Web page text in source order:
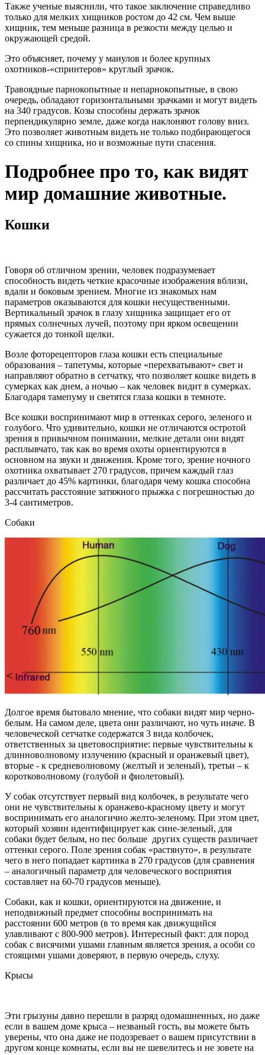
Также ученые выяснили, что такое заключение справедливо
только для мелких хищников ростом до 42 см. Чем выше
хищник, тем меньше разница в резкости между целью и
окружающей средой.
Это объясняет, почему у манулов и более крупных
охотников-«спринтеров» круглый зрачок.
Травоядные парнокопытные и непарнокопытные, в свою
очередь, обладают горизонтальными зрачками и могут видеть
на 340 градусов. Козы способны держать зрачок
перпендикулярно земле, даже когда наклоняют голову вниз.
Это позволяет животным видеть не только подбирающегося
со спины хищника, но и возможные пути спасения.
Подробнее про то, как видят
мир домашние животные.
Кошки
Говоря об отличном зрении, человек подразумевает
способность видеть четкие красочные изображения вблизи,
вдали и боковым зрением. Многие из знакомых нам
параметров оказываются для кошки несущественными.
Вертикальный зрачок в глазу хищника защищает его от
прямых солнечных лучей, поэтому при ярком освещении
сужается до тонкой щелки.
Возле фоторецепторов глаза кошки есть специальные
образования – тапетумы, которые «перехватывают» свет и
направляют обратно в сетчатку, что позволяет кошке видеть в
сумерках как днем, а ночью – как человек видит в сумерках.
Благодаря тамепуму и светятся глаза кошки в темноте.
Все кошки воспринимают мир в оттенках серого, зеленого и
голубого. Что удивительно, кошки не отличаются остротой
зрения в привычном понимании, мелкие детали они видят
расплывчато, так как во время охоты ориентируются в
основном на звуки и движения. Кроме того, зрение ночного
охотника охватывает 270 градусов, причем каждый глаз
различает до 45% картинки, благодаря чему кошка способна
рассчитать расстояние затяжного прыжка с погрешностью до
3-4 сантиметров.
Собаки
Долгое время бытовало мнение, что собаки видят мир черно-
белым. На самом деле, цвета они различают, но чуть иначе. В
человеческой сетчатке содержатся 3 вида колбочек,
ответственных за цветовосприятие: первые чувствительны к
длинноволновому излучению (красный и оранжевый цвет),
вторые - к средневолновому (желтый и зеленый), третьи – к
коротковолновому (голубой и фиолетовый).
У собак отсутствует первый вид колбочек, в результате чего
они не чувствительны к оранжево-красному цвету и могут
воспринимать его аналогично желто-зеленому. При этом цвет,
который хозяин идентифицирует как сине-зеленый, для
собаки будет белым, но пес больше других существ различает
оттенки серого. Поле зрения собак «растянуто», в результате
чего в него попадает картинка в 270 градусов (для сравнения
– аналогичный параметр для человеческого восприятия
составляет на 60-70 градусов меньше).
Собаки, как и кошки, ориентируются на движение, и
неподвижный предмет способны воспринимать на
расстоянии 600 метров (в то время как движущийся
улавливают с 800-900 метров). Интересный факт: для пород
собак с висячими ушами главным является зрения, а особи со
стоящими ушами доверяют, в первую очередь, слуху.
Крысы
Эти грызуны давно перешли в разряд одомашненных, но даже
если в вашем доме крыса – незваный гость, вы можете быть
уверены, что она даже не подозревает о вашем присутствии в
другом конце комнаты, если вы не шевелитесь и не зовете на